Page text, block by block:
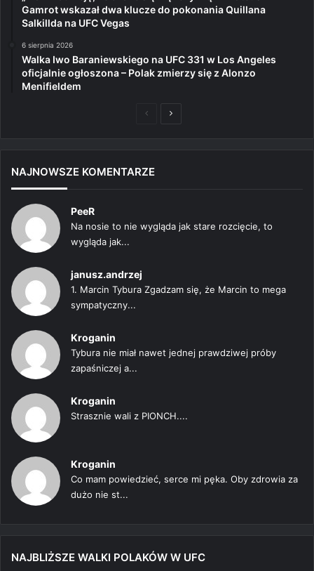
Gamrot wskazał dwa klucze do pokonania Quillana
Salkillda na UFC Vegas
6 sierpnia 2026
Walka Iwo Baraniewskiego na UFC 331 w Los Angeles
oficjalnie ogłoszona – Polak zmierzy się z Alonzo
Menifieldem
PoprzedniaNastępna
NAJNOWSZE KOMENTARZE
PeeR
Na nosie to nie wygląda jak stare rozcięcie, to
wygląda jak...
janusz.andrzej
1. Marcin Tybura Zgadzam się, że Marcin to mega
sympatyczny...
Kroganin
Tybura nie miał nawet jednej prawdziwej próby
zapaśniczej a...
Kroganin
Strasznie wali z PIONCH....
Kroganin
Co mam powiedzieć, serce mi pęka. Oby zdrowia za
dużo nie st...
NAJBLIŻSZE WALKI POLAKÓW W UFC